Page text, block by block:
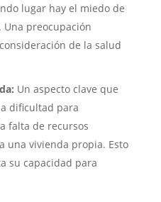
lugar hay el miedo de
preocupación
de la salud
Un aspecto clave que
dificultad para
falta de recursos
una vivienda propia. Esto
su capacidad para